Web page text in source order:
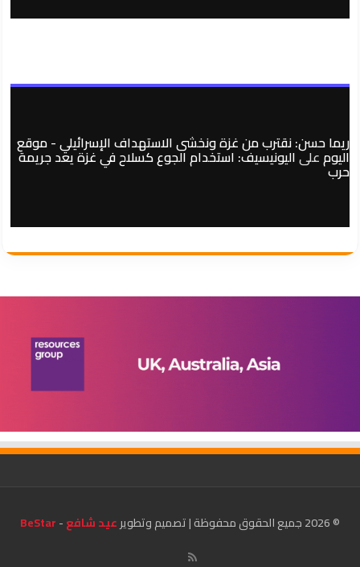
ريما حسن: نقترب من غزة ونخشى الاستهداف الإسرائيلي - موقع
اليومعلىاليونيسيف: استخدام الجوع كسلاح في غزة يعد جريمة
حرب
© 2026 جميع الحقوق محفوظة | تصميم وتطوير عيد شافع-
BeStar